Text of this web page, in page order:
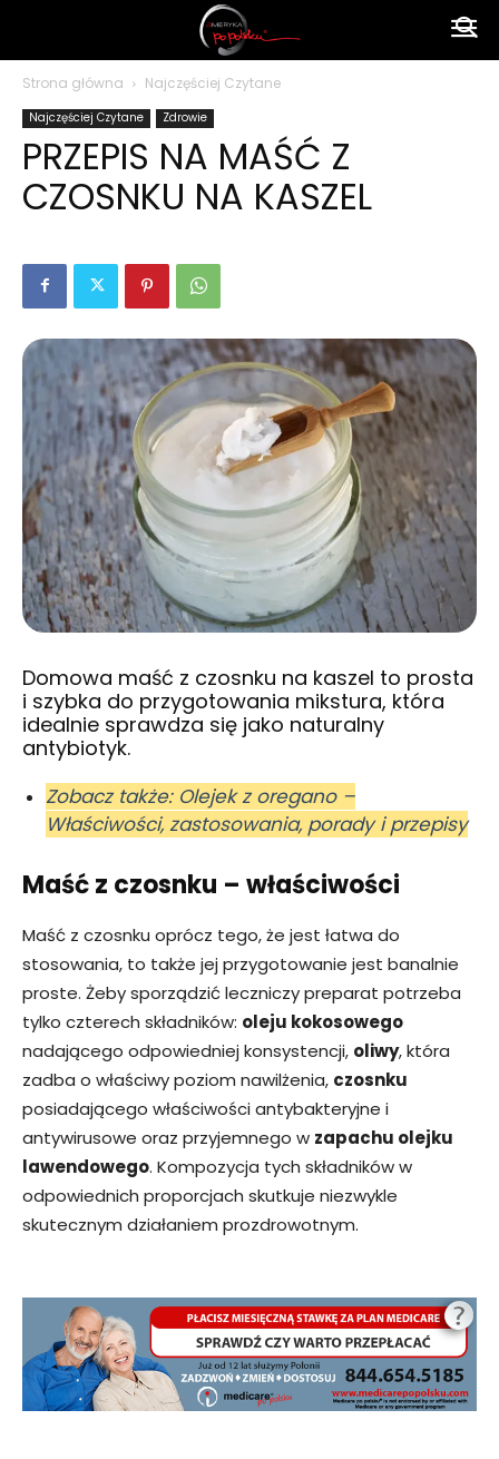
Strona główna Najczęściej Czytane
Najczęściej Czytane Zdrowie
PRZEPIS NA MAŚĆ Z
CZOSNKU NA KASZEL
Domowa maść z czosnku na kaszel to prosta
i szybka do przygotowania mikstura, która
idealnie sprawdza się jako naturalny
antybiotyk.
Zobacz także: Olejek z oregano –
Właściwości, zastosowania, porady i przepisy
Maść z czosnku – właściwości
Maść z czosnku oprócz tego, że jest łatwa do
stosowania, to także jej przygotowanie jest banalnie
proste. Żeby sporządzić leczniczy preparat potrzeba
tylko czterech składników: oleju kokosowego
nadającego odpowiedniej konsystencji, oliwy, która
zadba o właściwy poziom nawilżenia, czosnku
posiadającego właściwości antybakteryjne i
antywirusowe oraz przyjemnego w zapachu olejku
lawendowego. Kompozycja tych składników w
odpowiednich proporcjach skutkuje niezwykle
skutecznym działaniem prozdrowotnym.